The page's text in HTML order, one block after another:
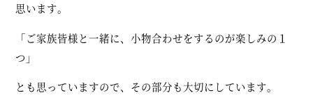
思います。
「ご家族皆様と一緒に、小物合わせをするのが楽しみの１
つ」
とも思っていますので、その部分も大切にしています。